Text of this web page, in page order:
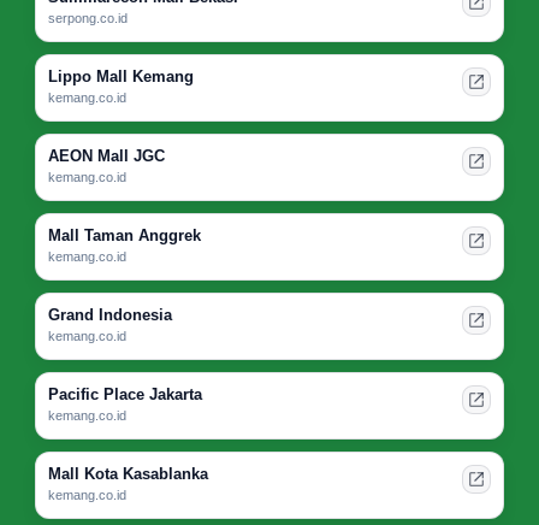
serpong.co.id
Lippo Mall Kemang
kemang.co.id
AEON Mall JGC
kemang.co.id
Mall Taman Anggrek
kemang.co.id
Grand Indonesia
kemang.co.id
Pacific Place Jakarta
kemang.co.id
Mall Kota Kasablanka
kemang.co.id